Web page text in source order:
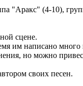
"Аракс" (4-10),
сцене.
им написано много
но можно
своих песен.